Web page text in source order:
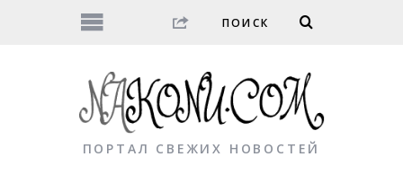
ПОРТАЛ СВЕЖИХ НОВОСТЕЙ